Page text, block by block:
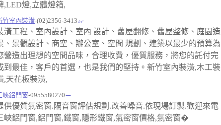
,LED燈,立體燈箱,
竹室內裝潢-(02)2356-3413
潢工程、室內設計、室內 設計、舊屋翻修、舊屋整修、庭園造
、景觀設計、商空、辦公室、空間 規劃、建築以最少的預算為
營造出理想的空間品味，合理收費，優質服務，將您的託付完
到最佳，客戶的首選，也是我們的堅持。新竹室內裝潢,木工裝
,天花板裝潢,
峽鋁門窗-0955580270
供優質氣密窗.隔音窗評估規劃.改善噪音.依現場訂製.歡迎來電
峽鋁門窗,鋁門窗,鐵窗,隱形鐵窗,氣密窗價格,氣密窗�